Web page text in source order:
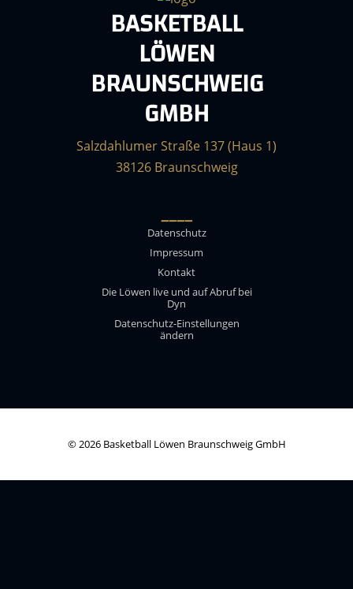
BASKETBALL
LÖWEN
BRAUNSCHWEIG
GMBH
Salzdahlumer Straße 137 (Haus 1)
38126 Braunschweig
____
Datenschutz
Impressum
Kontakt
Die Löwen live und auf Abruf bei
Dyn
Datenschutz-Einstellungen
ändern
© 2026 Basketball Löwen Braunschweig GmbH